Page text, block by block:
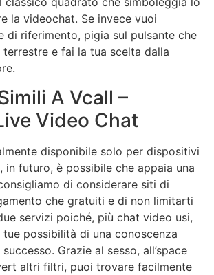
la videochat. Se invece vuoi
di riferimento, pigia sul pulsante che
e fai la tua scelta dalla
A Vcall –
Video Chat
disponibile solo per dispositivi
in futuro, è possibile che appaia una
di considerare siti di
che gratuiti e di non limitarti
servizi poiché, più chat video usi,
possibilità di una conoscenza
Grazie al sesso, all’space
altri filtri, puoi trovare facilmente